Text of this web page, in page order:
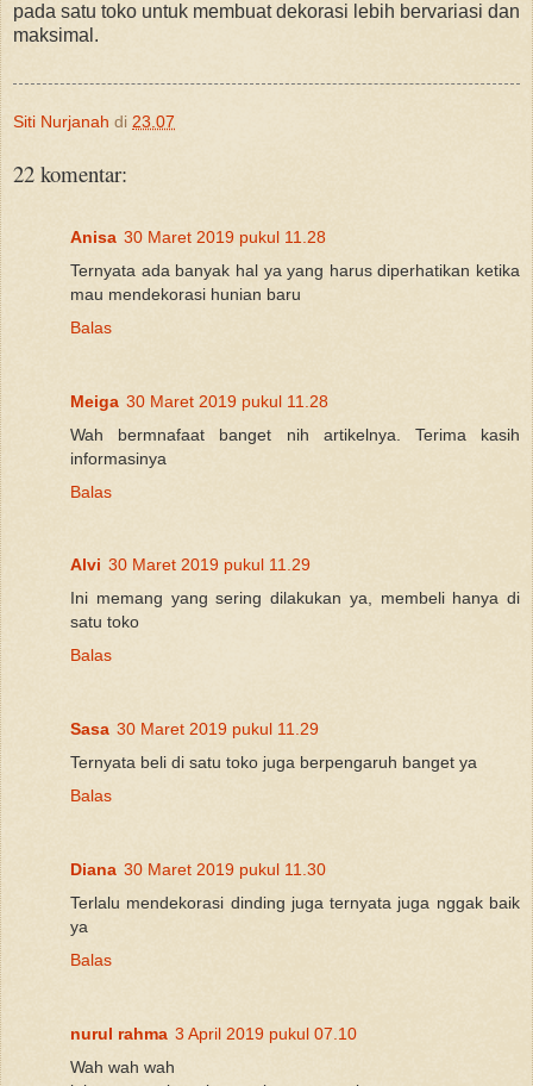
pada satu toko untuk membuat dekorasi lebih bervariasi dan
maksimal.
Siti Nurjanah di 23.07
22 komentar:
Anisa 30 Maret 2019 pukul 11.28
Ternyata ada banyak hal ya yang harus diperhatikan ketika
mau mendekorasi hunian baru
Balas
Meiga 30 Maret 2019 pukul 11.28
Wah bermnafaat banget nih artikelnya. Terima kasih
informasinya
Balas
Alvi 30 Maret 2019 pukul 11.29
Ini memang yang sering dilakukan ya, membeli hanya di
satu toko
Balas
Sasa 30 Maret 2019 pukul 11.29
Ternyata beli di satu toko juga berpengaruh banget ya
Balas
Diana 30 Maret 2019 pukul 11.30
Terlalu mendekorasi dinding juga ternyata juga nggak baik
ya
Balas
nurul rahma 3 April 2019 pukul 07.10
Wah wah wah